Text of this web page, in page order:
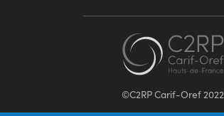
©C2RP Carif-Oref 2022